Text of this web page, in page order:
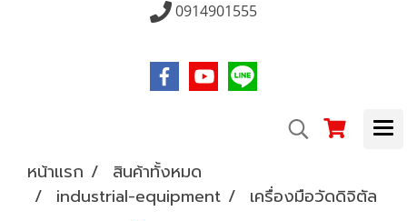
0914901555
หน้าแรก
สินค้าทั้งหมด
industrial-equipment
เครื่องมือวัดดิจิตัล